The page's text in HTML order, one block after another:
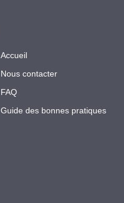
Accueil
Nous contacter
FAQ
Guide des bonnes pratiques